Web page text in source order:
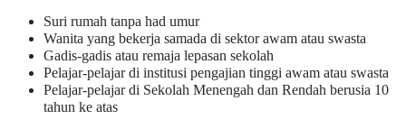
Suri rumah tanpa had umur
Wanita yang bekerja samada di sektor awam atau swasta
Gadis-gadis atau remaja lepasan sekolah
Pelajar-pelajar di institusi pengajian tinggi awam atau swasta
Pelajar-pelajar di Sekolah Menengah dan Rendah berusia 10
tahun ke atas